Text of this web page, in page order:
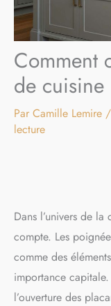
Comment
de cuisine
Par Camille Lemire /
lecture
Dans l’univers de
compte. Les
comme des
importance
l’ouverture des